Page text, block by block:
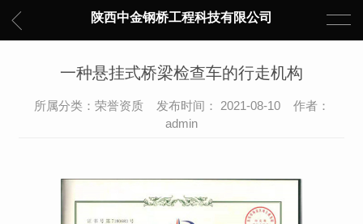
陕西中金钢桥工程科技有限公司
一种悬挂式桥梁检查车的行走机构
所属分类：荣誉资质 发布时间： 2021-08-10 作者：
admin